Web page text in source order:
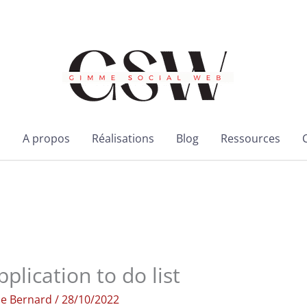
A propos Réalisations Blog Ressources
to do list
Bernard /28/10/2022